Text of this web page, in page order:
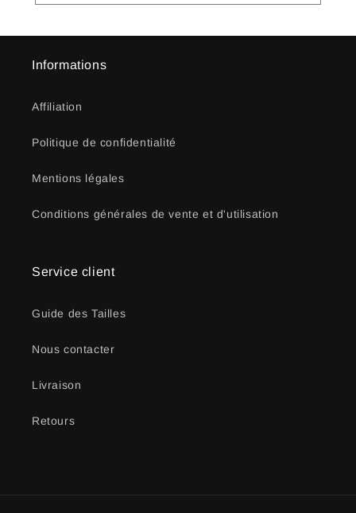
Informations
Affiliation
Politique de confidentialité
Mentions légales
Conditions générales de vente et d'utilisation
Service client
Guide des Tailles
Nous contacter
Livraison
Retours